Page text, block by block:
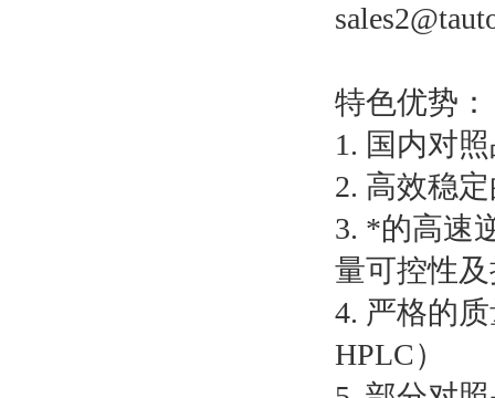
特色优势：
1. 国内对
2. 高效稳
3. *的高速
量可控性
4. 严格的
HPLC）